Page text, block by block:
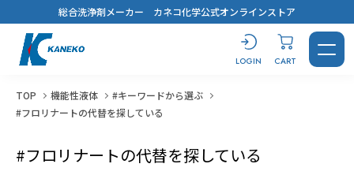
総合洗浄剤メーカー カネコ化学公式オンラインストア
CART
LOGIN
LOGIN
TOP 機能性液体
#キーワードから選ぶ
#フロリナートの代替を探している
#フロリナートの代替を探している